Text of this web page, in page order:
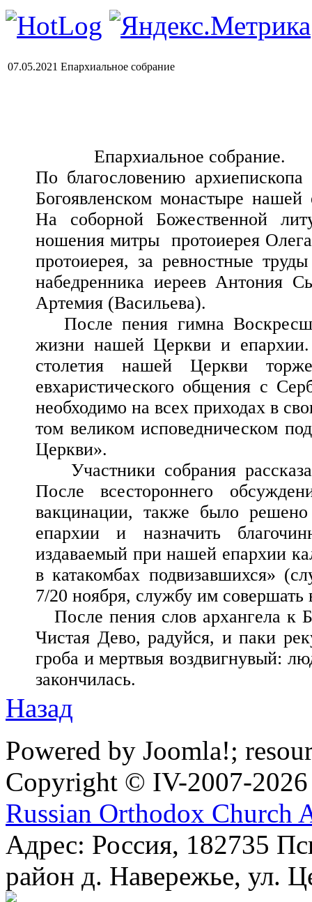
07.05.2021 Епархиальное собрание
Епархиальное собрание.
По благословению
Богоявленском монастыре нашей
На соборной Божественной
ношения митры протоиерея
протоиерея, за ревностные
набедренника иереев Антония
Артемия (Васильева).
После пения гимна
жизни нашей Церкви и
столетия нашей Церкви
евхаристического общения с
необходимо на всех приходах в
том великом исповедническом
Церкви».
Участники собрания
После всестороннего
вакцинации, также было
епархии и назначить
издаваемый при нашей епархии
в катакомбах подвизавшихся»
7/20 ноября, службу им
После пения слов архангела к
Чистая Дево, радуйся, и паки
гроба и мертвыя воздвигнувый:
закончилась.
Назад
Powered by Joomla!;
Copyright © IV-2007-2026
Russian Orthodox Church
Адрес: Россия, 182735
район д. Навережье, ул.